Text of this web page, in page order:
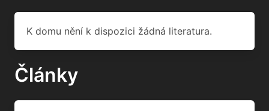
K domu nění k dispozici žádná literatura.
Články